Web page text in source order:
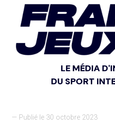
LE MÉDIA
DU SPORT
— Publié le 30 octobre 2023